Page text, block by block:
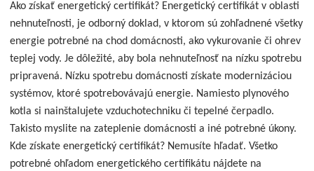
Ako získať energetický certifikát? Energetický certifikát v oblasti
nehnuteľnosti, je odborný doklad, v ktorom sú zohľadnené všetky
energie potrebné na chod domácnosti, ako vykurovanie či ohrev
teplej vody.Je dôležité, aby bola nehnuteľnosť na nízku spotrebu
pripravená. Nízku spotrebu domácnosti získate modernizáciou
systémov, ktoré spotrebovávajú energie. Namiesto plynového
kotla si nainštalujete vzduchotechniku či tepelné čerpadlo.
Takisto myslite na zateplenie domácnosti a iné potrebné úkony.
Kde získate energetický certifikát? Nemusíte hľadať. Všetko
potrebné ohľadom energetického certifikátu nájdete na